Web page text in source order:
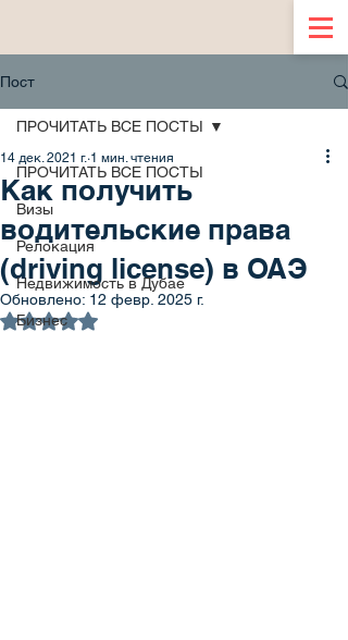
Пост
ПРОЧИТАТЬ ВСЕ ПОСТЫ
Визы
Релокация
Недвижимость в Дубае
Бизнес
ПРОЧИТАТЬ ВСЕ ПОСТЫ
Как получить
водительские права
(driving license) в ОАЭ
14 дек. 2021 г. 1 мин. чтения
Обновлено: 12 февр. 2025 г.
Оценка: не число из 5 звезд.